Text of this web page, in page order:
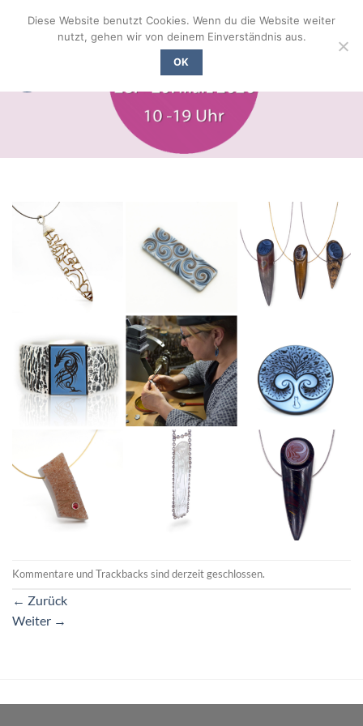
Inhalt
Kommentare und Trackbacks sind derzeit geschlossen.
← Zurück
Weiter →
Diese Website benutzt Cookies. Wenn du die Website weiter
nutzt, gehen wir von deinem Einverständnis aus.
OK